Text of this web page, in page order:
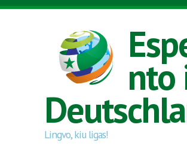
Direkt zum Inhalt
nto
Lingvo, kiu ligas!